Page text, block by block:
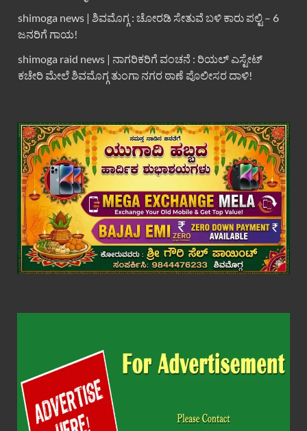
shimoga news | ಶಿವಮೊಗ್ಗ : ಚೋರಡಿ ಸೇತುವೆ ಬಳಿ ಕಾರು ಪಲ್ಟಿ – 6
ಜನರಿಗೆ ಗಾಯ!
shimoga raid news | ನಾಗರಿಕರಿಗೆ ವಂಚನೆ : ರಿಯಲ್ ಎಸ್ಟೇಟ್
ಕಚೇರಿ ಮೇಲೆ ಶಿವಮೊಗ್ಗ ತುಂಗಾ ನಗರ ಠಾಣೆ ಪೊಲೀಸರ ದಾಳಿ!